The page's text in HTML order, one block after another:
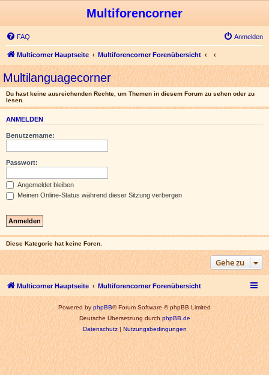
Multiforencorner
FAQ Anmelden
Multicorner Hauptseite Multiforencorner Forenübersicht
Multilanguagecorner
Du hast keine ausreichenden Rechte, um Themen in diesem Forum zu sehen oder zu
lesen.
ANMELDEN
Benutzername:
Passwort:
Angemeldet bleiben
Meinen Online-Status während dieser Sitzung verbergen
Diese Kategorie hat keine Foren.
Gehe zu
Multicorner Hauptseite Multiforencorner Forenübersicht
Powered byphpBB® Forum Software © phpBB Limited
Deutsche Übersetzung durchphpBB.de
Datenschutz|Nutzungsbedingungen